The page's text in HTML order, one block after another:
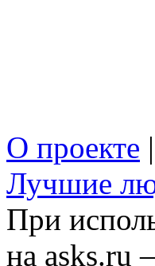
О проекте |
Лучшие
При
на asks.ru